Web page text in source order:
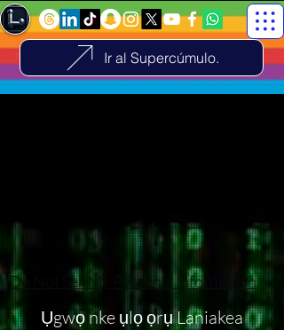
Ir al Supercúmulo.
Do Not Sell My Personal Information
Ụgwọ nke ụlọ ọrụ Laniakea